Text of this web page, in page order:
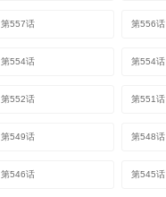
第557话 第556话
第554话 第554话
第552话 第551话
第549话 第548话
第546话 第545话